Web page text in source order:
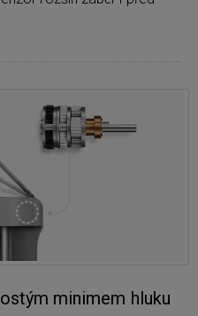
minimem hluku